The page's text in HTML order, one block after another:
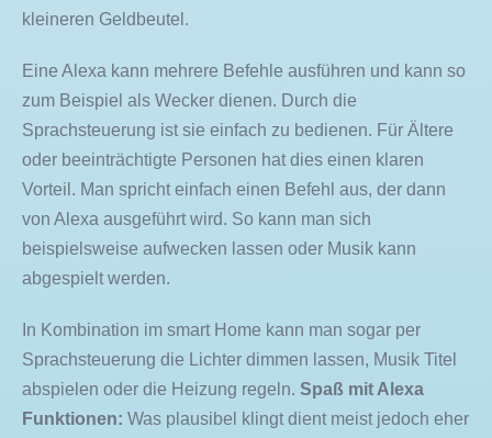
kleineren Geldbeutel.
Eine Alexa kann mehrere Befehle ausführen und kann so
zum Beispiel als Wecker dienen. Durch die
Sprachsteuerung ist sie einfach zu bedienen. Für Ältere
oder beeinträchtigte Personen hat dies einen klaren
Vorteil. Man spricht einfach einen Befehl aus, der dann
von Alexa ausgeführt wird. So kann man sich
beispielsweise aufwecken lassen oder Musik kann
abgespielt werden.
In Kombination im smart Home kann man sogar per
Sprachsteuerung die Lichter dimmen lassen, Musik Titel
abspielen oder die Heizung regeln. Spaß mit Alexa
Funktionen: Was plausibel klingt dient meist jedoch eher